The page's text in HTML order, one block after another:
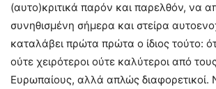
(αυτο)κριτικά παρόν και παρελθόν, να
συνηθισμένη σήμερα και στείρα
καταλάβει πρώτα πρώτα ο ίδιος τούτο:
ούτε χειρότεροι ούτε καλύτεροι από
Eυρωπαίους, αλλά απλώς διαφορετικοί.